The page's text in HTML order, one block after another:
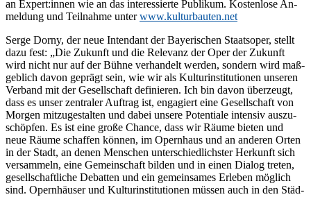
an Expert:innen wie an das in­ter­es­sier­te Pu­bli­kum. Kos­ten­lo­se An­
mel­dung und Teil­nah­me un­terwww​.kul​tur​bau​ten​.net
Ser­ge Dor­ny, der neue In­ten­dant der Baye­ri­schen Staats­oper, stellt
dazu fest: „Die Zu­kunft und die Re­le­vanz der Oper der Zu­kunft
wird nicht nur auf der Büh­ne ver­han­delt wer­den, son­dern wird maß­
geb­lich da­von ge­prägt sein, wie wir als Kul­tur­in­sti­tu­tio­nen un­se­ren
Ver­band mit der Ge­sell­schaft de­fi­nie­ren. Ich bin da­von über­zeugt,
dass es un­ser zen­tra­ler Auf­trag ist, en­ga­giert eine Ge­sell­schaft von
Mor­gen mit­zu­ge­stal­ten und da­bei un­se­re Po­ten­tia­le in­ten­siv aus­zu­
schöp­fen. Es ist eine gro­ße Chan­ce, dass wir Räu­me bie­ten und
neue Räu­me schaf­fen kön­nen, im Opern­haus und an an­de­ren Or­ten
in der Stadt, an de­nen Men­schen un­ter­schied­lichs­ter Her­kunft sich
ver­sam­meln, eine Ge­mein­schaft bil­den und in ei­nen Dia­log tre­ten,
ge­sell­schaft­li­che De­bat­ten und ein ge­mein­sa­mes Er­le­ben mög­lich
sind. Opern­häu­ser und Kul­tur­in­sti­tu­tio­nen müs­sen auch in den Städ­